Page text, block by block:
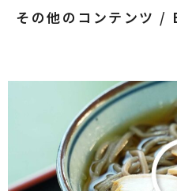
その他のコンテンツ